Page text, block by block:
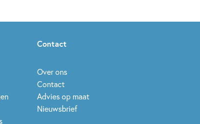
Contact
Over ons
Contact
Advies op maat
Nieuwsbrief